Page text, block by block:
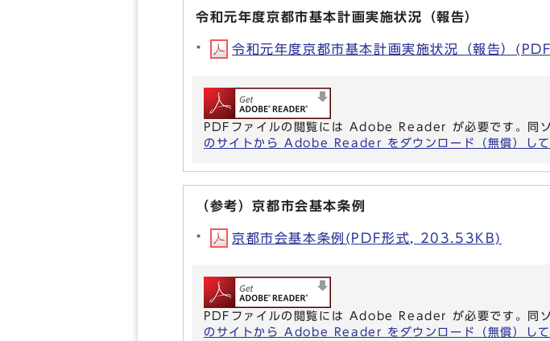
令和元年度京都市基本計画実施状況（報告）
令和元年度京都市基本計画実施状況（報告）
PDFファイルの閲覧には Adobe Reader が必要です。同
のサイトから Adobe Reader をダウンロード（無償）して
（参考）京都市会基本条例
京都市会基本条例(PDF形式, 203.53KB)
PDFファイルの閲覧には Adobe Reader が必要です。同
のサイトから Adobe Reader をダウンロード（無償）して